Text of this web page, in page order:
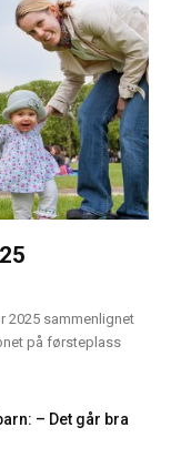
2025 sammenlignet
på førsteplass
– Det går bra